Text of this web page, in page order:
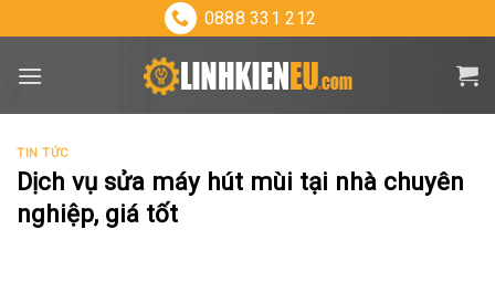
to
content
0888 331 212
TIN TỨC
Dịch vụ sửa máy hút mùi tại nhà chuyên
nghiệp, giá tốt